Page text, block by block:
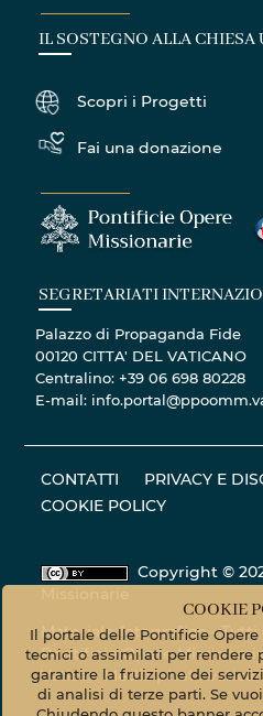
IL SOSTEGNO ALLA CHIESA
Scopri i Progetti
Fai una donazione
SEGRETARIATI
Palazzo di Propaganda Fide
00120 CITTA' DEL VATICANO
Centralino: +39 06 698 80228
E-mail:
CONTATTI
PRIVACY E
COOKIE POLICY
Copyright ©
Materiale fotografico -
Pontificie Opere
Vatican Media
COOKIE
Il portale delle Pontificie
tecnici o assimilati per rendere
garantire la fruizione dei
di analisi di terze parti. Se